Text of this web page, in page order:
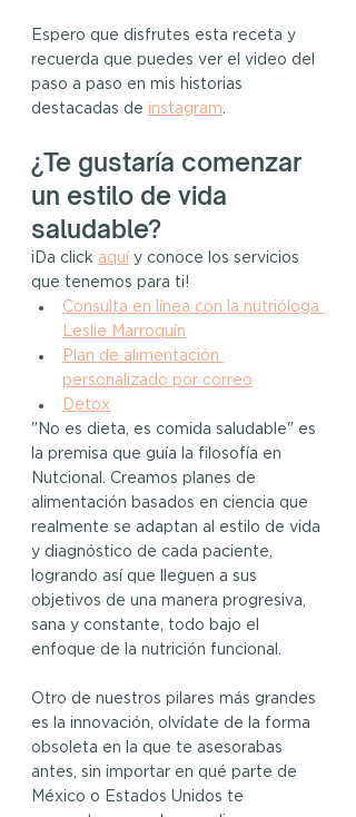
Espero que disfrutes esta receta y
recuerda que puedes ver el video del
paso a paso en mis historias
destacadas de instagram.
¿Te gustaría comenzar
un estilo de vida
saludable?
¡Da click aquí y conoce los servicios
que tenemos para ti!
Consulta en línea con la nutrióloga
Leslie Marroquín
Plan de alimentación
personalizado por correo
Detox
"No es dieta, es comida saludable" es
la premisa que guía la filosofía en
Nutcional. Creamos planes de
alimentación basados en ciencia que
realmente se adaptan al estilo de vida
y diagnóstico de cada paciente,
logrando así que lleguen a sus
objetivos de una manera progresiva,
sana y constante, todo bajo el
enfoque de la nutrición funcional.
Otro de nuestros pilares más grandes
es la innovación, olvídate de la forma
obsoleta en la que te asesorabas
antes, sin importar en qué parte de
México o Estados Unidos te